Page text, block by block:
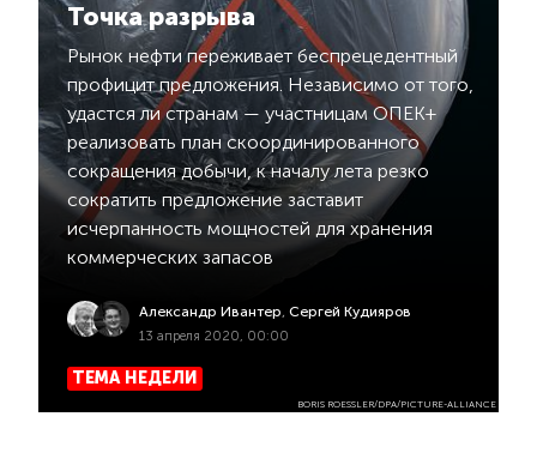
Точка разрыва
Рынок нефти переживает беспрецедентный
профицит предложения. Независимо от того,
удастся ли странам — участницам ОПЕК+
реализовать план скоординированного
сокращения добычи, к началу лета резко
сократить предложение заставит
исчерпанность мощностей для хранения
коммерческих запасов
Александр Ивантер, Сергей Кудияров
13 апреля 2020, 00:00
ТЕМА НЕДЕЛИ
BORIS ROESSLER/DPA/PICTURE-ALLIANCE